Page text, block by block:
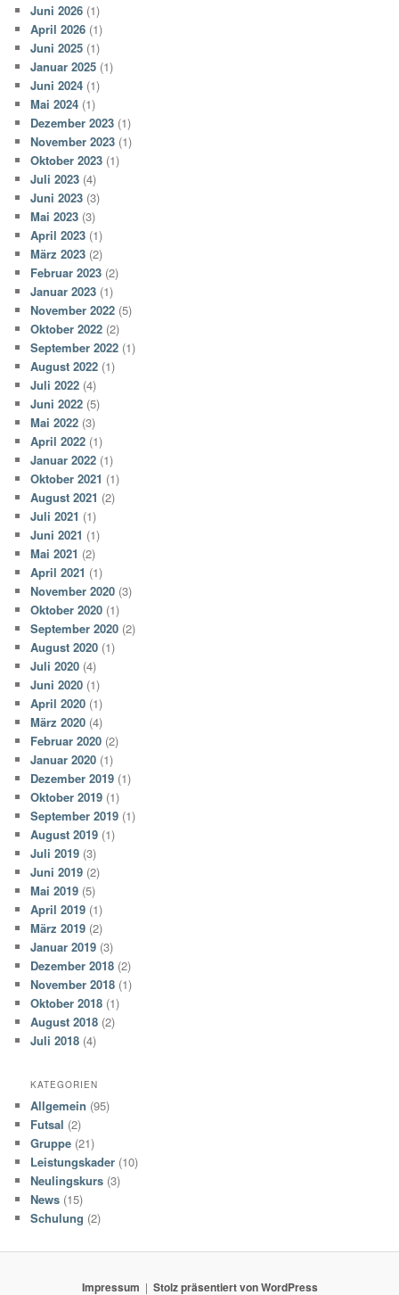
Juni 2026 (1)
April 2026 (1)
Juni 2025 (1)
Januar 2025 (1)
Juni 2024 (1)
Mai 2024 (1)
Dezember 2023 (1)
November 2023 (1)
Oktober 2023 (1)
Juli 2023 (4)
Juni 2023 (3)
Mai 2023 (3)
April 2023 (1)
März 2023 (2)
Februar 2023 (2)
Januar 2023 (1)
November 2022 (5)
Oktober 2022 (2)
September 2022 (1)
August 2022 (1)
Juli 2022 (4)
Juni 2022 (5)
Mai 2022 (3)
April 2022 (1)
Januar 2022 (1)
Oktober 2021 (1)
August 2021 (2)
Juli 2021 (1)
Juni 2021 (1)
Mai 2021 (2)
April 2021 (1)
November 2020 (3)
Oktober 2020 (1)
September 2020 (2)
August 2020 (1)
Juli 2020 (4)
Juni 2020 (1)
April 2020 (1)
März 2020 (4)
Februar 2020 (2)
Januar 2020 (1)
Dezember 2019 (1)
Oktober 2019 (1)
September 2019 (1)
August 2019 (1)
Juli 2019 (3)
Juni 2019 (2)
Mai 2019 (5)
April 2019 (1)
März 2019 (2)
Januar 2019 (3)
Dezember 2018 (2)
November 2018 (1)
Oktober 2018 (1)
August 2018 (2)
Juli 2018 (4)
KATEGORIEN
Allgemein (95)
Futsal (2)
Gruppe (21)
Leistungskader (10)
Neulingskurs (3)
News (15)
Schulung (2)
Impressum Stolz präsentiert von WordPress